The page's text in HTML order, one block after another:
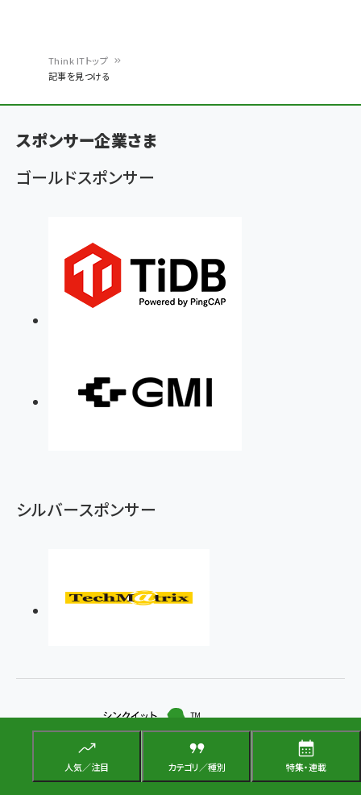
人気／注目 カテゴリ／種別 特集・連載
く
ず
Think ITトップ
記事を見つける
スポンサー企業さま
ゴールドスポンサー
シルバースポンサー
オープンソース技術の実践活用メディア